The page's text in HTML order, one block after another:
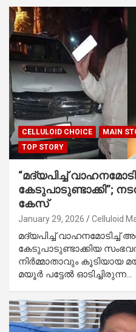
CELLULOID CHOICE MAIN
TOP STORY
“മദ്യപിച്ച്
കേടുപാടുണ്ടാക്കി”;
കേസ്
January 29, 2026 Celluloid
മദ്യപിച്ച്
കേടുപാടുണ്ടാക്കിയ
നിർമ്മാതാവും കൂടിയായ
മയൂർ പട്ടേൽ ഓടിച്ചിരുന്ന…